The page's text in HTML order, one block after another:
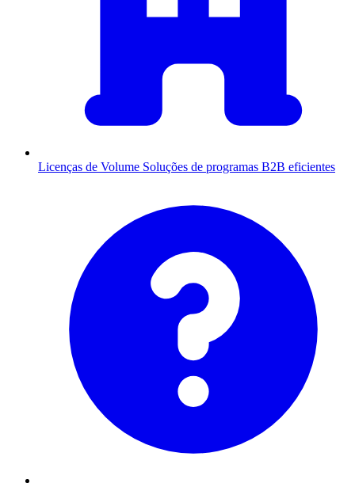
Licenças de Volume Soluções de programas B2B eficientes